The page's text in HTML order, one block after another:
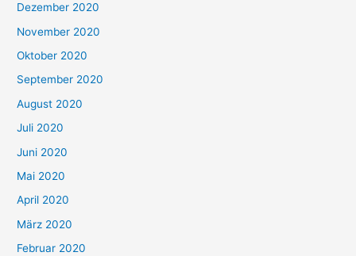
Dezember 2020
November 2020
Oktober 2020
September 2020
August 2020
Juli 2020
Juni 2020
Mai 2020
April 2020
März 2020
Februar 2020